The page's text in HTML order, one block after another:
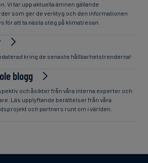
Vi tar upp aktuella ämnen gällande
som ger de verktyg och den informationen
för att ta nästa steg på klimatresan.
kring de senaste hållbarhetstrenderna!
blogg
och åsikter från våra interna experter och
Läs upplyftande berättelser från våra
och partners runt om i världen.